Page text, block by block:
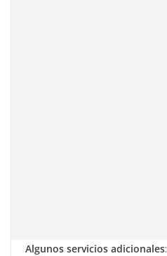
Algunos servicios adicionales: